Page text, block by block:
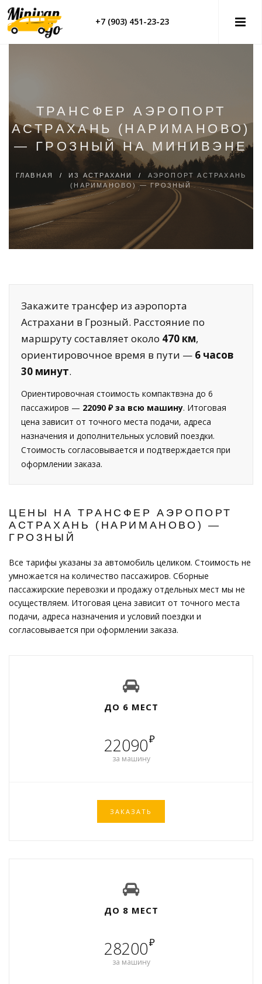
+7 (903) 451-23-23
ТРАНСФЕР АЭРОПОРТ
АСТРАХАНЬ (НАРИМАНОВО)
— ГРОЗНЫЙ НА МИНИВЭНЕ
ГЛАВНАЯ / ИЗ АСТРАХАНИ / АЭРОПОРТ АСТРАХАНЬ
(НАРИМАНОВО) — ГРОЗНЫЙ
Закажите трансфер из аэропорта
Астрахани в Грозный. Расстояние по
маршруту составляет около 470 км,
ориентировочное время в пути — 6 часов
30 минут.
Ориентировочная стоимость компактвэна до 6
пассажиров — 22090 ₽ за всю машину. Итоговая
цена зависит от точного места подачи, адреса
назначения и дополнительных условий поездки.
Стоимость согласовывается и подтверждается при
оформлении заказа.
ЦЕНЫ НА ТРАНСФЕР АЭРОПОРТ
АСТРАХАНЬ (НАРИМАНОВО) —
ГРОЗНЫЙ
Все тарифы указаны за автомобиль целиком. Стоимость не
умножается на количество пассажиров. Сборные
пассажирские перевозки и продажу отдельных мест мы не
осуществляем. Итоговая цена зависит от точного места
подачи, адреса назначения и условий поездки и
согласовывается при оформлении заказа.
ДО 6 МЕСТ
22090₽
за машину
ЗАКАЗАТЬ
ДО 8 МЕСТ
28200₽
за машину